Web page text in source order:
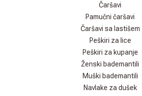
Čaršavi
Pamučni čaršavi
Čaršavi sa lastišem
Peškiri za lice
Peškiri za kupanje
Ženski bademantili
Muški bademantili
Navlake za dušek